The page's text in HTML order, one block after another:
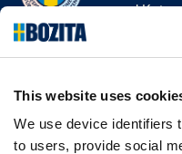
This website uses
We use device identifiers
to users, provide social
und
natürlich
Hunde-
FOLGE